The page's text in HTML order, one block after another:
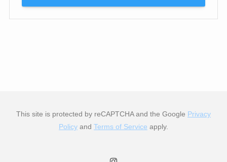
This site is protected by reCAPTCHA and the Google Privacy
Policy and Terms of Service apply.